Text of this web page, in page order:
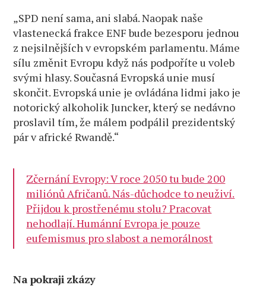
„SPD není sama, ani slabá. Naopak naše
vlastenecká frakce ENF bude bezesporu jednou
z nejsilnějších v evropském parlamentu. Máme
sílu změnit Evropu když nás podpoříte u voleb
svými hlasy. Současná Evropská unie musí
skončit. Evropská unie je ovládána lidmi jako je
notorický alkoholik Juncker, který se nedávno
proslavil tím, že málem podpálil prezidentský
pár v africké Rwandě.“
Zčernání Evropy: V roce 2050 tu bude 200
miliónů Afričanů. Nás-důchodce to neuživí.
Přijdou k prostřenému stolu? Pracovat
nehodlají. Humánní Evropa je pouze
eufemismus pro slabost a nemorálnost
Na pokraji zkázy